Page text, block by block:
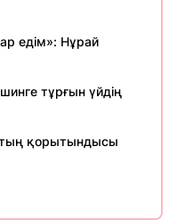
едім»: Нұрай
тұрғын үйдің
қорытындысы